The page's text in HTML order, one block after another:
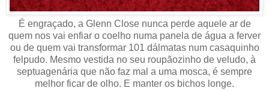
É engraçado, a Glenn Close nunca perde aquele ar de
quem nos vai enfiar o coelho numa panela de água a ferver
ou de quem vai transformar 101 dálmatas num casaquinho
felpudo. Mesmo vestida no seu roupãozinho de veludo, à
septuagenária que não faz mal a uma mosca, é sempre
melhor ficar de olho. E manter os bichos longe.